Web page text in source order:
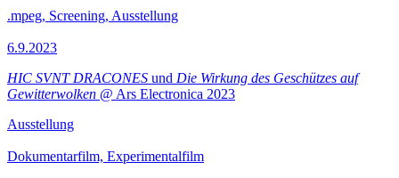
.mpeg, Screening, Ausstellung
6.9.2023
HIC SVNT DRACONES und Die Wirkung des Geschützes auf
Gewitterwolken @ Ars Electronica 2023
Ausstellung
Dokumentarfilm, Experimentalfilm